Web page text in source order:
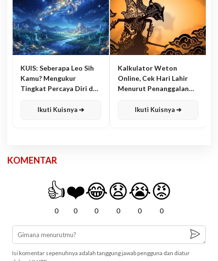
KUIS: Seberapa Leo Sih
Kamu? Mengukur
Tingkat Percaya Diri dan
Ikuti Kuisnya ➔
Kalkulator Weton
Online, Cek Hari Lahir
Menurut Penanggalan
Ikuti Kuisnya ➔
KOMENTAR
👍
0
❤️
0
😂
0
😧
0
😭
0
😡
0
Isi komentar sepenuhnya adalah tanggung jawab pengguna dan diatur